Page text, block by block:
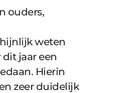
ouders,
weten
jaar een
Hierin
zeer duidelijk